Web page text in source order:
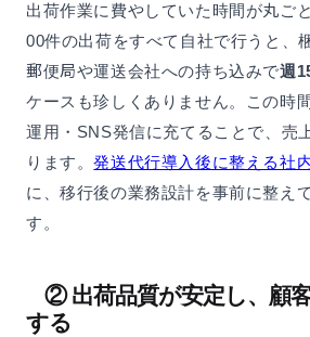
出荷作業に費やしていた時間が丸ご
00件の出荷をすべて自社で行うと、
郵便局や運送会社への持ち込みで週
ケースも珍しくありません。この時
運用・SNS発信に充てることで、売
ります。発送代行導入後に整える社
に、移行後の業務設計を事前に整え
す。
② 出荷品質が安定し、顧
する